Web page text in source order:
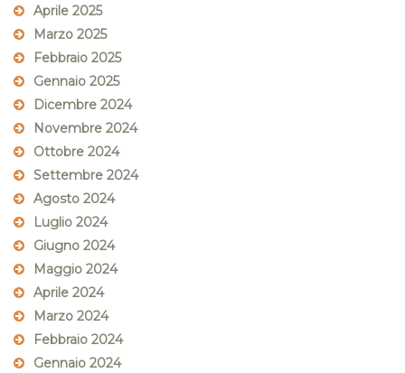
Aprile 2025
Marzo 2025
Febbraio 2025
Gennaio 2025
Dicembre 2024
Novembre 2024
Ottobre 2024
Settembre 2024
Agosto 2024
Luglio 2024
Giugno 2024
Maggio 2024
Aprile 2024
Marzo 2024
Febbraio 2024
Gennaio 2024